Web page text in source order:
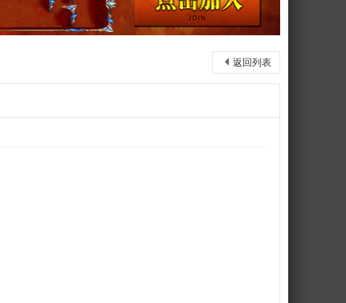
返回列表